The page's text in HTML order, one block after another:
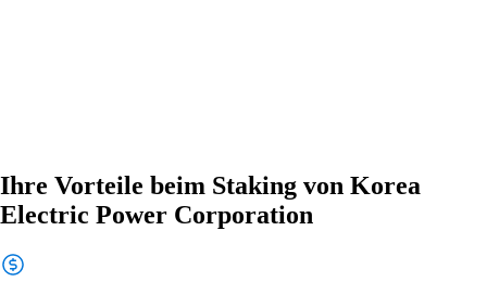
Ihre Vorteile beim Staking von Korea
Electric Power Corporation